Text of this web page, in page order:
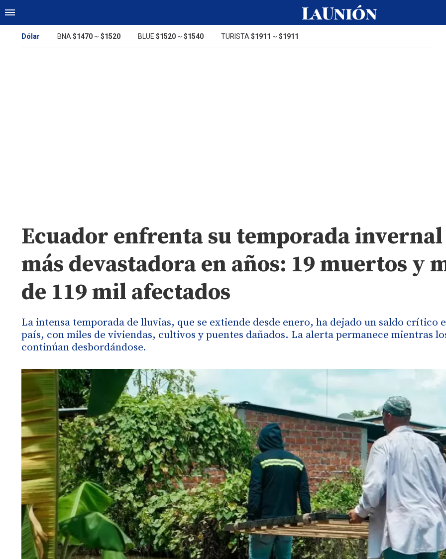
Dólar BNA $1470 ~ $1520 BLUE $1520 ~ $1540 TURISTA $1911 ~ $1911
Ecuador enfrenta su temporada invernal
más devastadora en años: 19 muertos y
de 119 mil afectados
La intensa temporada de lluvias, que se extiende desde enero, ha dejado un saldo crítico
país, con miles de viviendas, cultivos y puentes dañados. La alerta permanece mientras
continúan desbordándose.